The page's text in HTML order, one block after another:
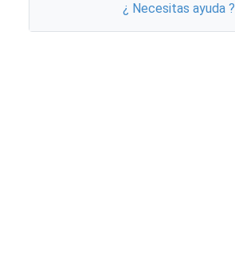
¿ Necesitas ayuda ?